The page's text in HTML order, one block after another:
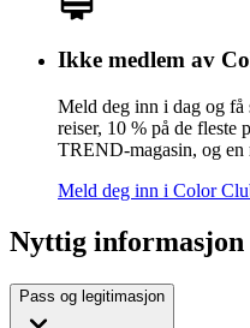
Ikke medlem av
Meld deg inn i dag og få
reiser, 10 % på de
TREND-magasin, og
Meld deg inn i Color
Nyttig informasjon
Pass og legitimasjon